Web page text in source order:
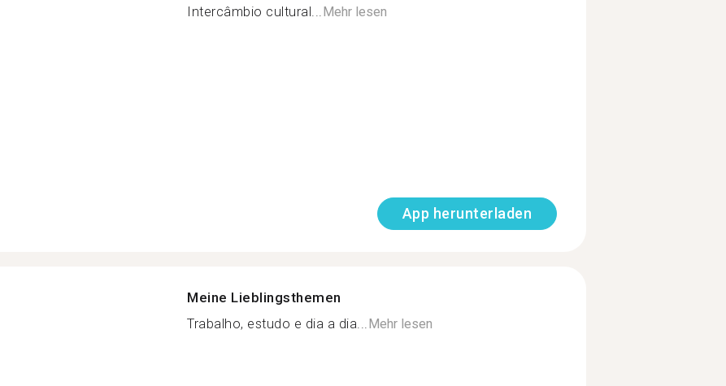
Intercâmbio cultural...Mehr lesen
App herunterladen
Meine Lieblingsthemen
Trabalho, estudo e dia a dia...Mehr lesen